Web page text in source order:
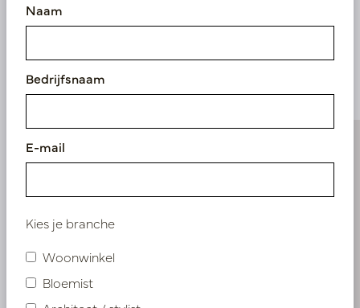
producten
Naam
Bedrijfsnaam
E-mail
Kies je branche
Woonwinkel
Bloemist